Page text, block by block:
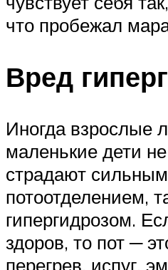
что пробежал
Вред
Иногда взрослые
маленькие дети
страдают сильным
потоотделением,
гипергидрозом.
здоров, то пот ─
перегрев, испуг,